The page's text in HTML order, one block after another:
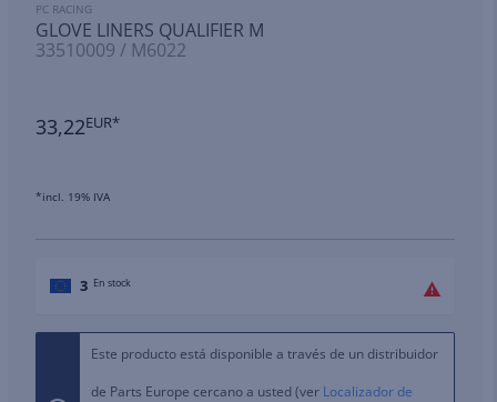
PC RACING
GLOVE LINERS QUALIFIER M
33510009 / M6022
33,22EUR*
*incl. 19% IVA
3 En stock
Este producto está disponible a través de un distribuidor
de Parts Europe cercano a usted (ver Localizador de